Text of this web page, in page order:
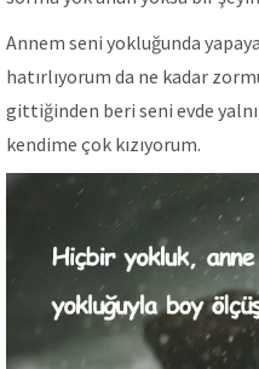
Annem seni yokluğunda
hatırlıyorum da ne kadar
gittiğinden beri seni evde
kendime çok kızıyorum.